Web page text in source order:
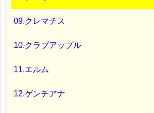
09.クレマチス
10.クラブアップル
11.エルム
12.ゲンチアナ